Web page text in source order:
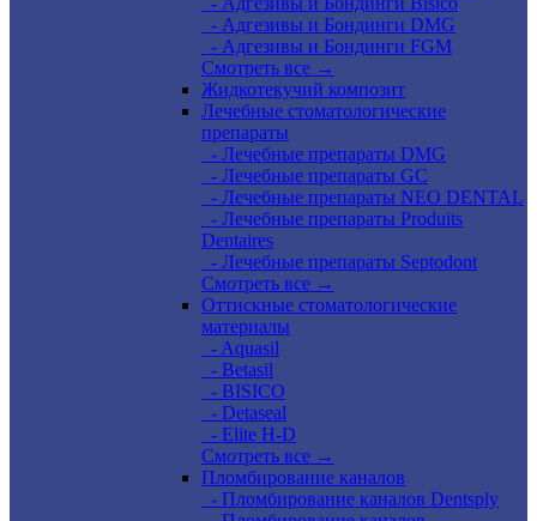
- Адгезивы и Бондинги DMG
- Адгезивы и Бондинги FGM
Смотреть все →
Жидкотекучий композит
Лечебные стоматологические
препараты
- Лечебные препараты DMG
- Лечебные препараты GC
- Лечебные препараты NEO DENTAL
- Лечебные препараты Produits
Dentaires
- Лечебные препараты Septodont
Смотреть все →
Оттискные стоматологические
материалы
- Aquasil
- Betasil
- BISICO
- Detaseal
- Elite H-D
Смотреть все →
Пломбирование каналов
- Пломбирование каналов Dentsply